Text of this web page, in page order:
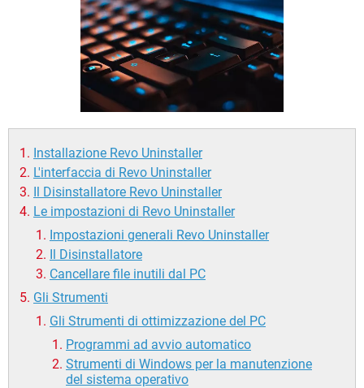
Installazione Revo Uninstaller
L'interfaccia di Revo Uninstaller
Il Disinstallatore Revo Uninstaller
Le impostazioni di Revo Uninstaller
Impostazioni generali Revo Uninstaller
Il Disinstallatore
Cancellare file inutili dal PC
Gli Strumenti
Gli Strumenti di ottimizzazione del PC
Programmi ad avvio automatico
Strumenti di Windows per la manutenzione
del sistema operativo